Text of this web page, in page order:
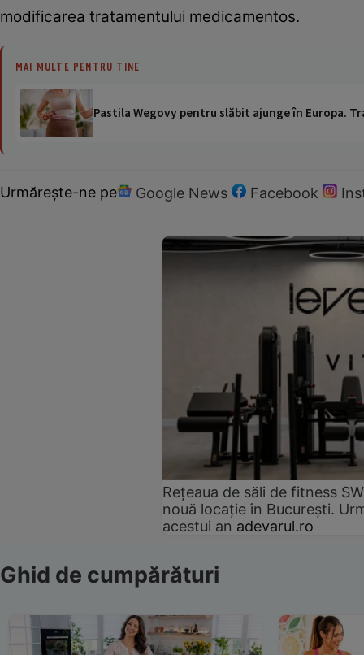
modificarea tratamentului medicamentos.
MAI MULTE PENTRU TINE
Pastila Wegovy pentru slăbit ajunge în Europa.
Urmărește-ne pe Google News Facebook
Rețeaua de săli de fitness
nouă locație în București.
acestui an adevarul.ro
Ghid de cumpărături